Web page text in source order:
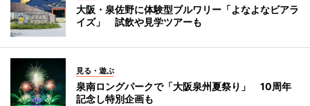
大阪・泉佐野に体験型ブルワリー「よなよなビアラ
イズ」 試飲や見学ツアーも
見る・遊ぶ
泉南ロングパークで「大阪泉州夏祭り」 10周年
記念し特別企画も